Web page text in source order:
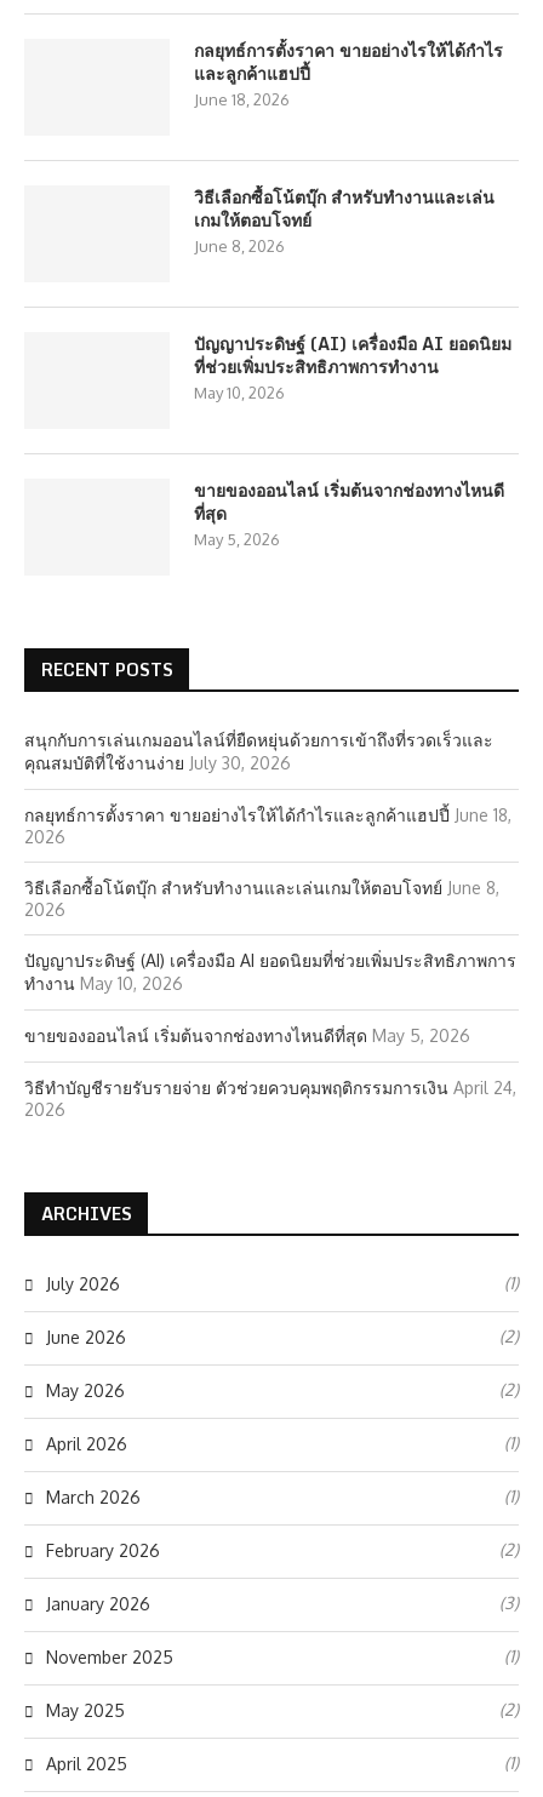
กลยุทธ์การตั้งราคา ขายอย่างไรให้ได้กำไร
และลูกค้าแฮปปี้
June 18, 2026
วิธีเลือกซื้อโน้ตบุ๊ก สำหรับทำงานและเล่น
เกมให้ตอบโจทย์
June 8, 2026
ปัญญาประดิษฐ์ (AI) เครื่องมือ AI ยอดนิยม
ที่ช่วยเพิ่มประสิทธิภาพการทำงาน
May 10, 2026
ขายของออนไลน์ เริ่มต้นจากช่องทางไหนดี
ที่สุด
May 5, 2026
RECENT POSTS
สนุกกับการเล่นเกมออนไลน์ที่ยืดหยุ่นด้วยการเข้าถึงที่รวดเร็วและ
คุณสมบัติที่ใช้งานง่าย July 30, 2026
กลยุทธ์การตั้งราคา ขายอย่างไรให้ได้กำไรและลูกค้าแฮปปี้ June 18,
2026
วิธีเลือกซื้อโน้ตบุ๊ก สำหรับทำงานและเล่นเกมให้ตอบโจทย์ June 8,
2026
ปัญญาประดิษฐ์ (AI) เครื่องมือ AI ยอดนิยมที่ช่วยเพิ่มประสิทธิภาพการ
ทำงาน May 10, 2026
ขายของออนไลน์ เริ่มต้นจากช่องทางไหนดีที่สุด May 5, 2026
วิธีทำบัญชีรายรับรายจ่าย ตัวช่วยควบคุมพฤติกรรมการเงิน April 24,
2026
ARCHIVES
July 2026 (1)
June 2026 (2)
May 2026 (2)
April 2026 (1)
March 2026 (1)
February 2026 (2)
January 2026 (3)
November 2025 (1)
May 2025 (2)
April 2025 (1)